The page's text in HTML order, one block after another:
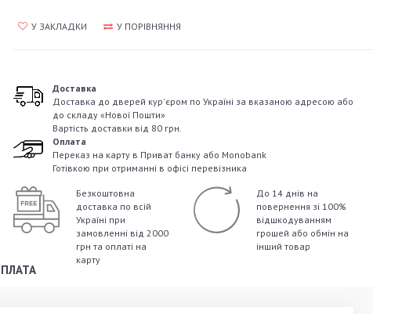
У ЗАКЛАДКИ У ПОРІВНЯННЯ
Доставка
Доставка до дверей кур'єром по Україні за вказаною адресою або
до складу «Нової Пошти»
Вартість доставки від 80 грн.
Оплата
Переказ на карту в Приват банку або Monobank
Готівкою при отриманні в офісі перевізника
Безкоштовна
доставка по всій
Україні при
замовленні від 2000
грн та оплаті на
карту
До 14 днів на
повернення зі 100%
відшкодуванням
грошей або обмін на
інший товар